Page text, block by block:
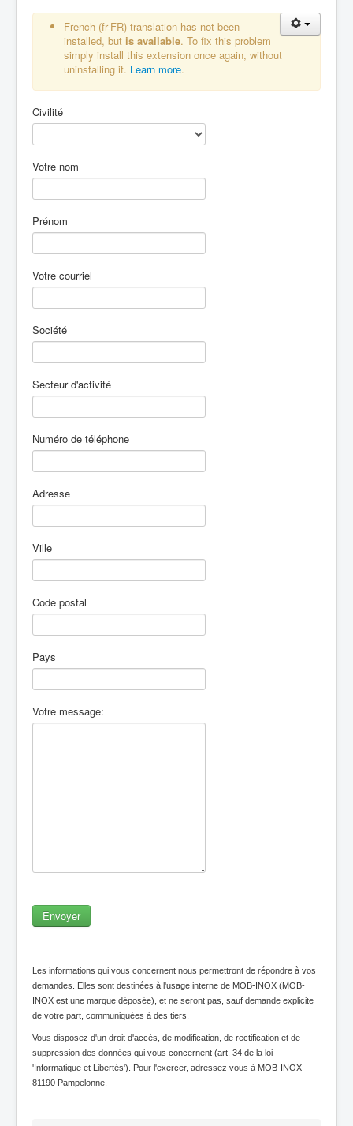
French (fr-FR) translation has not been
installed, but is available. To fix this problem
simply install this extension once again, without
uninstalling it. Learn more.
Civilité
Votre nom
Prénom
Votre courriel
Société
Secteur d'activité
Numéro de téléphone
Adresse
Ville
Code postal
Pays
Votre message:
Envoyer
Les informations qui vous concernent nous permettront de répondre à vos
demandes. Elles sont destinées à l'usage interne de MOB-INOX (MOB-
INOX est une marque déposée), et ne seront pas, sauf demande explicite
de votre part, communiquées à des tiers.
Vous disposez d'un droit d'accès, de modification, de rectification et de
suppression des données qui vous concernent (art. 34 de la loi
'Informatique et Libertés'). Pour l'exercer, adressez vous à MOB-INOX
81190 Pampelonne.